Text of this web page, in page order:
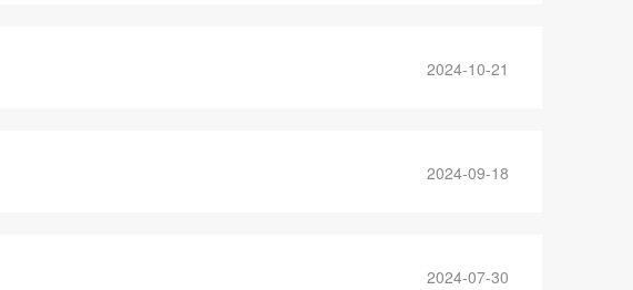
2024-10-21
2024-09-18
2024-07-30